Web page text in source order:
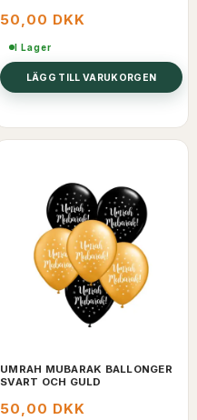
50,00 DKK
I Lager
LÄGG TILL VARUKORGEN
UMRAH MUBARAK BALLONGER
SVART OCH GULD
50,00 DKK